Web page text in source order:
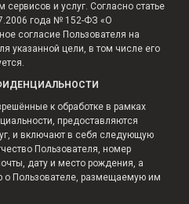
и услуг. Согласно статье
года № 152-ФЗ «О
согласие Пользователя на
указанной цели, в том числе его
к обработке в рамках
предоставляются
и включают в себя следующую
Пользователя, номер
дату и место рождения, а
Пользователе, размещаемую им